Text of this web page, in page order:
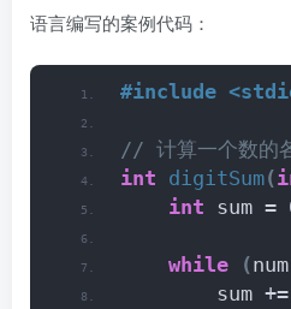
语言编写的案例代码：
#include
// 计算一个数的
int digitSum(
int sum =
while (num
sum